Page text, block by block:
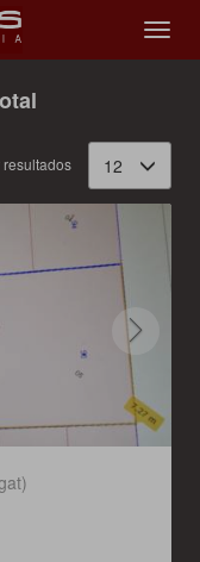
resultados 12